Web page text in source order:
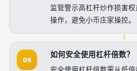
监管警示高杠杆炒作损害
操作，避免小币庄家操控。
05
如何安全使用杠杆倍数？